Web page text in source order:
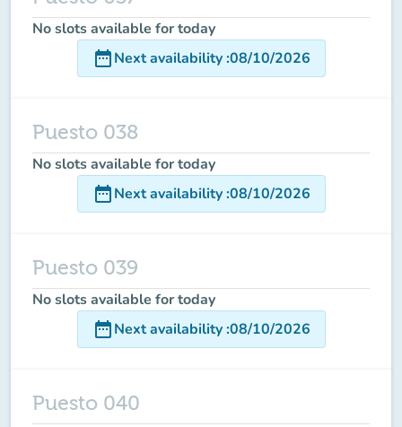
No slots available for today
date_rangeNext availability:08/10/2026
Puesto 038
No slots available for today
date_rangeNext availability:08/10/2026
Puesto 039
No slots available for today
date_rangeNext availability:08/10/2026
Puesto 040